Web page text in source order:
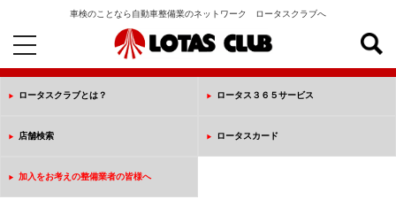
車検のことなら自動車整備業のネットワーク ロータスクラブへ
toggle
navigation
ロータスクラブとは？ ロータス３６５サービス
店舗検索 ロータスカード
加入をお考えの整備業者の皆様へ